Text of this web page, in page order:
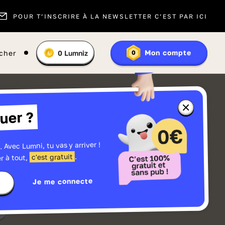
POUR T’INSCRIRE À LA NEWSLETTER C’EST PAR ICI
En
savoir
plus
les
Vous
:
0 Lumniz 0 Mon compte
Fermer
la
fenêtre
sur
Lumniz
?
Lumni, tu vas y arriver !
à tout, c'est gratuit .
Je me connecte